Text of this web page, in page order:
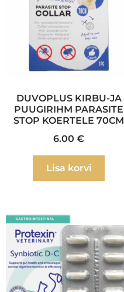
DUVOPLUS KIRBU-JA
PUUGIRIHM PARASITE
STOP KOERTELE 70CM
6.00 €
Lisa korvi